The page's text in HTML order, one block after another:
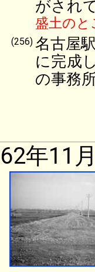
がされ
盛土のと
(256) 名古屋
に完成
の事務
年11